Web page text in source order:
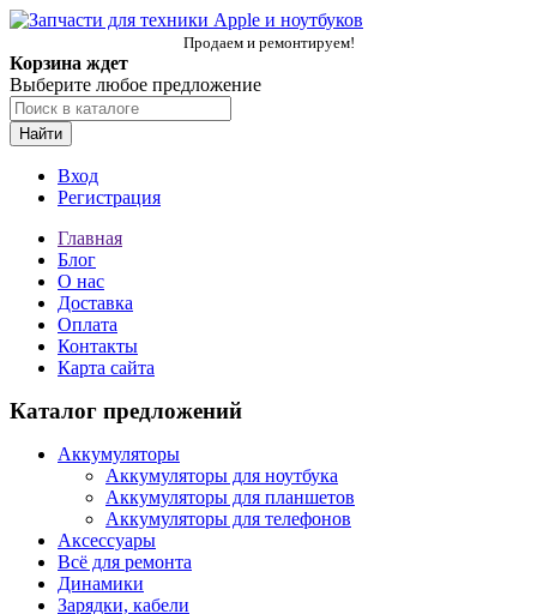
Продаем и ремонтируем!
Корзина ждет
Выберите любое предложение
Найти
Вход
Регистрация
Главная
Блог
О нас
Доставка
Оплата
Контакты
Карта сайта
Каталог предложений
Аккумуляторы
Аккумуляторы для ноутбука
Аккумуляторы для планшетов
Аккумуляторы для телефонов
Аксессуары
Всё для ремонта
Динамики
Зарядки, кабели